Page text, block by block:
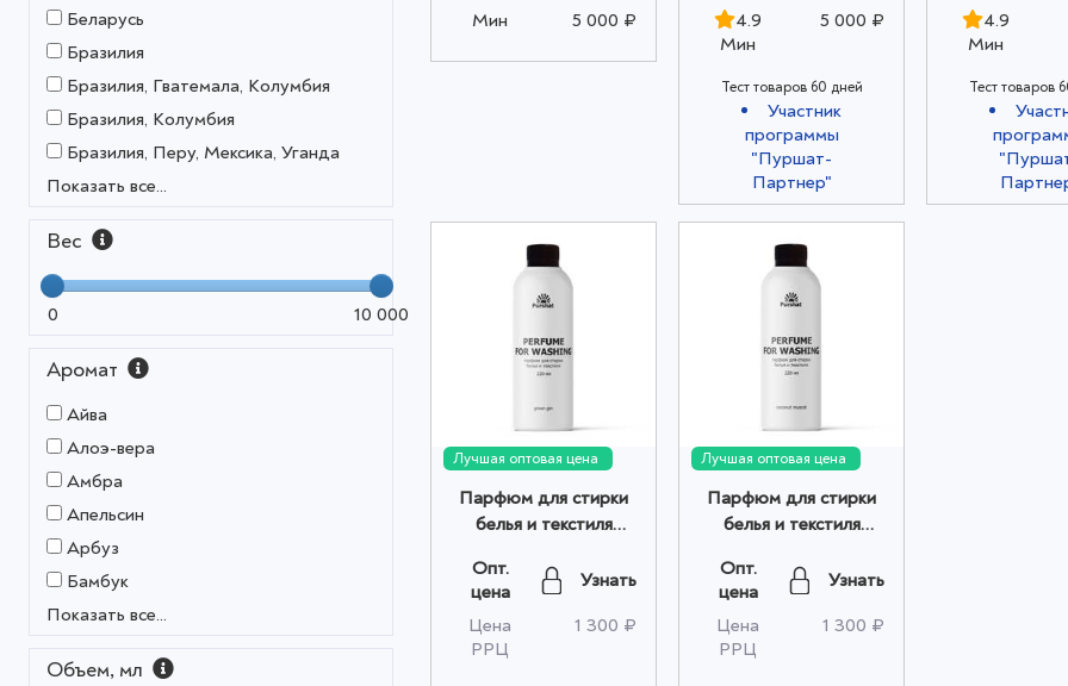
Беларусь
Бразилия
Бразилия, Гватемала, Колумбия
Бразилия, Колумбия
Бразилия, Перу, Мексика, Уганда
Показать все...
Вес
0 10 000
Аромат
Айва
Алоэ-вера
Амбра
Апельсин
Арбуз
Бамбук
Показать все...
Объем, мл
Мин
5 000 ₽
4.9
Мин
5 000 ₽
Тест товаров 60 дней
Участник
программы
"Пуршат-
Партнер"
4.9
Мин
Тест товаров
Лучшая оптовая цена
Парфюм для стирки
белья и текстиля
мл оптом
Опт.
цена
Узнать
Цена
РРЦ
1 300 ₽
Лучшая оптовая цена
Парфюм для стирки
белья и текстиля
Purshat 220 мл оптом
Опт.
цена
Узнать
Цена
РРЦ
1 300 ₽